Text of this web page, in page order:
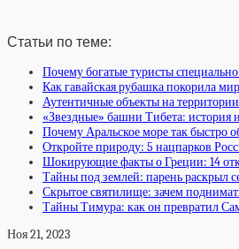
Статьи по теме:
Почему богатые туристы
Как гавайская рубашка покорила
Аутентичные объекты на
«Звездные» башни Тибета: история
Почему Аральское море так быстро
Откройте природу: 5 нацпарков
Шокирующие факты о Греции: 14
Тайны под землей: парень раскрыл
Скрытое святилище: зачем
Тайны Тимура: как он превратил
Ноя 21, 2023